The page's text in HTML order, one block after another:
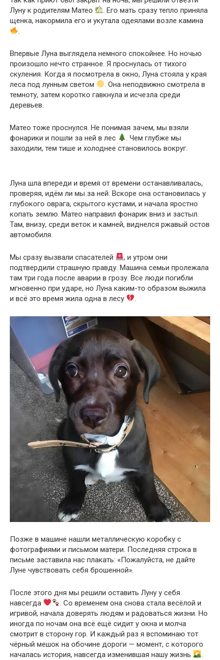
Луну к родителям Матео
. Его мать сразу тепло приняла
щенка, накормила его и укутала одеялами возле камина
Впервые Луна выглядела немного спокойнее. Но ночью
произошло нечто странное. Я проснулась от тихого
скуления. Когда я посмотрела в окно, Луна стояла у края
леса под лунным светом
. Она неподвижно смотрела в
темноту, затем коротко гавкнула и исчезла среди
деревьев.
Матео тоже проснулся. Не понимая зачем, мы взяли
фонарики и пошли за ней в лес
. Чем глубже мы
заходили, тем тише и холоднее становилось вокруг.
Луна шла впереди и время от времени останавливалась,
проверяя, идём ли мы за ней. Вскоре она остановилась у
глубокого оврага, скрытого кустами, и начала яростно
копать землю. Матео направил фонарик вниз и застыл.
Там, внизу, среди веток и камней, виднелся ржавый остов
автомобиля.
Мы сразу вызвали спасателей
, и утром они
подтвердили страшную правду. Машина семьи пролежала
там три года после аварии в грозу. Все люди погибли
мгновенно при ударе, но Луна каким-то образом выжила
и всё это время жила одна в лесу
Позже в машине нашли металлическую коробку с
фотографиями и письмом матери. Последняя строка в
письме заставила нас плакать: «Пожалуйста, не дайте
Луне чувствовать себя брошенной».
После этого дня мы решили оставить Луну у себя
навсегда
. Со временем она снова стала весёлой и
игривой, начала доверять людям и радоваться жизни. Но
иногда по ночам она всё ещё сидит у окна и молча
смотрит в сторону гор. И каждый раз я вспоминаю тот
чёрный мешок на обочине дороги — момент, с которого
началась история, навсегда изменившая нашу жизнь
.